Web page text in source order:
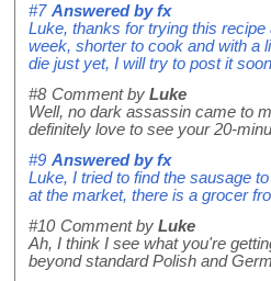
#7 Answered byfx
Luke, thanks for trying this
week, shorter to cook and with a
die just yet, I will try to post it
#8 Comment by Luke
Well, no dark assassin came to
definitely love to see your 20-
#9 Answered byfx
Luke, I tried to find the sausage
at the market, there is a grocer
#10 Comment by Luke
Ah, I think I see what you're
beyond standard Polish and